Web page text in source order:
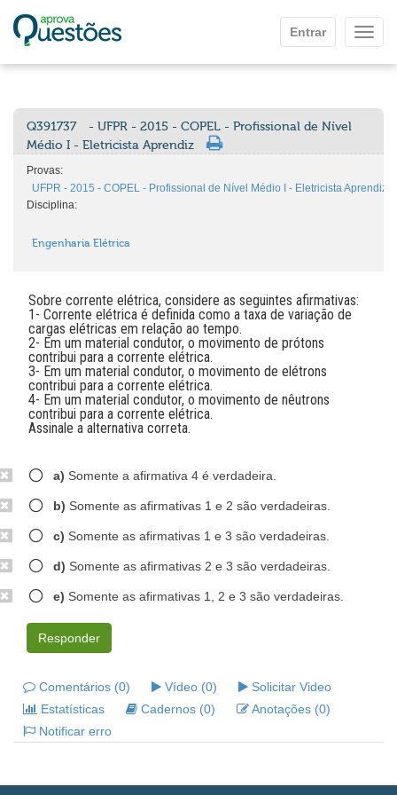
Entrar
Q391737
- UFPR - 2015 - COPEL - Profissional de Nível
Médio I - Eletricista Aprendiz
Provas:
UFPR - 2015 - COPEL - Profissional de Nível Médio I - Eletricista Aprendiz
Disciplina:
Engenharia Elétrica
Sobre corrente elétrica, considere as seguintes afirmativas:
1- Corrente elétrica é definida como a taxa de variação de
cargas elétricas em relação ao tempo.
2- Em um material condutor, o movimento de prótons
contribui para a corrente elétrica.
3- Em um material condutor, o movimento de elétrons
contribui para a corrente elétrica.
4- Em um material condutor, o movimento de nêutrons
contribui para a corrente elétrica.
Assinale a alternativa correta.
a) Somente a afirmativa 4 é verdadeira.
b) Somente as afirmativas 1 e 2 são verdadeiras.
c) Somente as afirmativas 1 e 3 são verdadeiras.
d) Somente as afirmativas 2 e 3 são verdadeiras.
e) Somente as afirmativas 1, 2 e 3 são verdadeiras.
Responder
Comentários (0) Vídeo (0)
Solicitar Video
Estatísticas
Cadernos (0)
Anotações (0)
Notificar erro